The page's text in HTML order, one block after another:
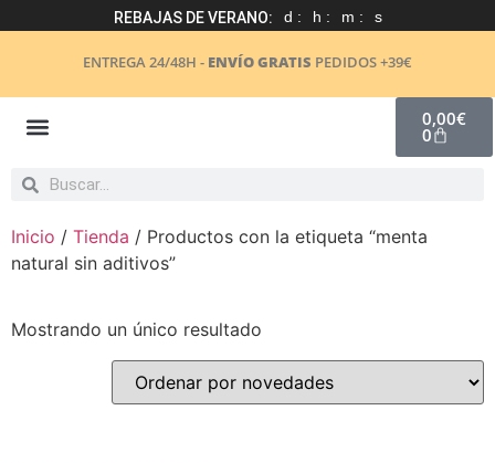
REBAJAS DE VERANO: d : h : m : s
ENTREGA 24/48H - ENVÍO GRATIS PEDIDOS +39€
0,00€
0
Inicio / Tienda / Productos con la etiqueta “menta
natural sin aditivos”
Mostrando un único resultado